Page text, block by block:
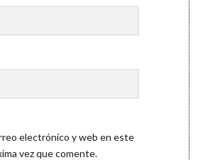
electrónico y web en este
vez que comente.